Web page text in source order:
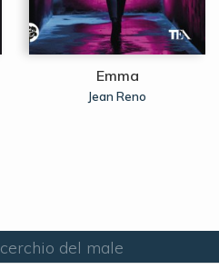
Emma
Jean Reno
del male